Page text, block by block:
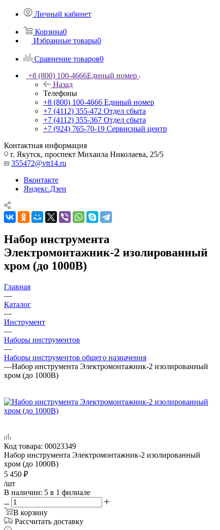
Личный кабинет
Корзина0
Избранные товары0
Сравнение товаров0
+8 (800) 100-4666Единый номер
Назад
Телефоны
+8 (800) 100-4666 Единый номер
+7 (4112) 355-472 Отдел сбыта
+7 (4112) 355-367 Отдел сбыта
+7 (924) 765-70-19 Сервисный центр
Контактная информация
г. Якутск, проспект Михаила Николаева, 25/5
355472@vtt14.ru
Вконтакте
Яндекс.Дзен
Набор инструмента
Электромонтажник-2 изолированный
хром (до 1000В)
Главная
—
Каталог
—
Инструмент
—
Наборы инструментов
—
Наборы инструментов общего назначения
—Набор инструмента Электромонтажник-2 изолированный
хром (до 1000В)
Код товара: 00023349
Набор инструмента Электромонтажник-2 изолированный
хром (до 1000В)
5 450 ₽
/шт
В наличии: 5 в 1 филиале
В корзину
Рассчитать доставку